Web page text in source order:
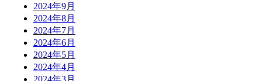
2024年9月
2024年8月
2024年7月
2024年6月
2024年5月
2024年4月